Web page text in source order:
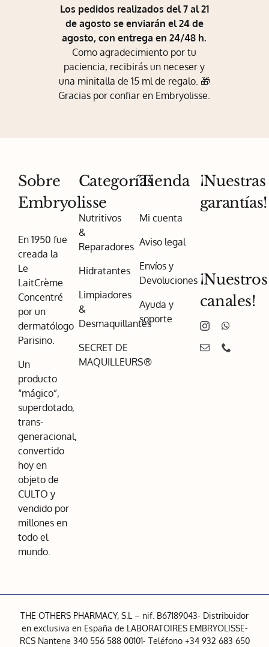
Los pedidos realizados del 7 al 21
de agosto se enviarán el 24 de
agosto, con entrega en 24/48 h.
Como agradecimiento por tu
paciencia, recibirás un neceser y
una minitalla de 15 ml de regalo. 🎁
Gracias por confiar en Embryolisse.
Sobre
Embryolisse
En 1950 fue
creada la
Le
LaitCrème
Concentré
por un
dermatólogo
Parisino.
Un
producto
“mágico”,
superdotado,
trans-
generacional,
convertido
hoy en
objeto de
CULTO y
vendido por
millones en
todo el
mundo.
Categorías
Nutritivos
&
Reparadores
Hidratantes
Limpiadores
&
Desmaquillantes
SECRET DE
MAQUILLEURS®
Tienda
Mi cuenta
Aviso legal
Envíos y
Devoluciones
Ayuda y
soporte
¡Nuestras
garantías!
¡Nuestros
canales!
THE OTHERS PHARMACY, S.L – nif. B67189043- Distribuidor
en exclusiva en España de LABORATOIRES EMBRYOLISSE-
RCS Nantene 340 556 588 00101- Teléfono +34 932 683 650